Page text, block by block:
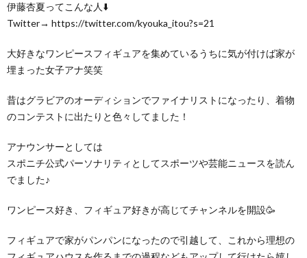
伊藤杏夏ってこんな人⬇️
Twitter→ https://twitter.com/kyouka_itou?s=21
大好きなワンピースフィギュアを集めているうちに気が付けば家が
埋まった女子アナ笑笑
昔はグラビアのオーディションでファイナリストになったり、着物
のコンテストに出たりと色々してました！
アナウンサーとしては
スポニチ公式パーソナリティとしてスポーツや芸能ニュースを読ん
でました♪
ワンピース好き、フィギュア好きが高じてチャンネルを開設🥳
フィギュアで家がパンパンになったので引越して、これから理想の